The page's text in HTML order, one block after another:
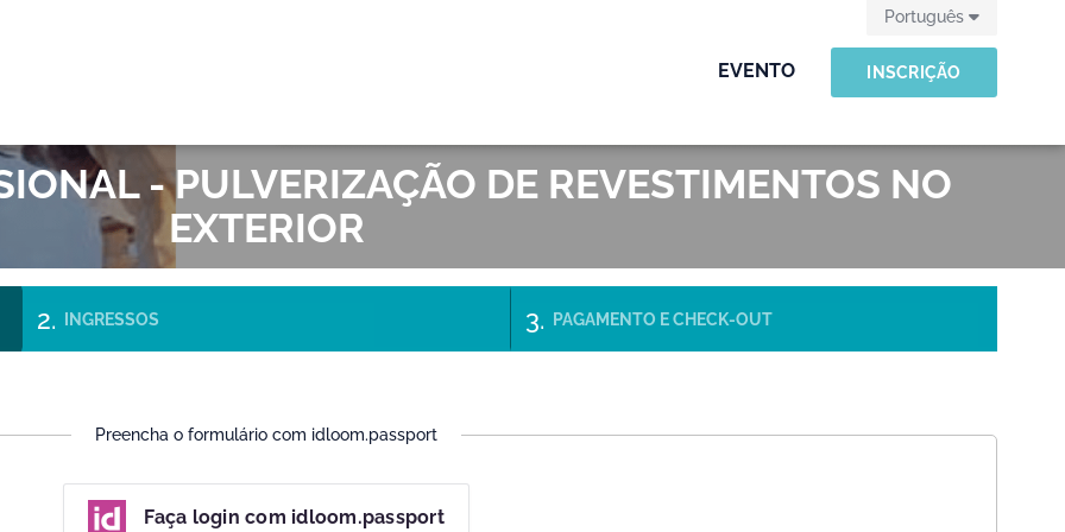
EVENTO INSCRIÇÃO
Português
- PULVERIZAÇÃO DE REVESTIMENTOS NO
EXTERIOR
INGRESSOS PAGAMENTO E CHECK-OUT
Preencha o formulário com idloom.passport
Faça login com idloom.passport